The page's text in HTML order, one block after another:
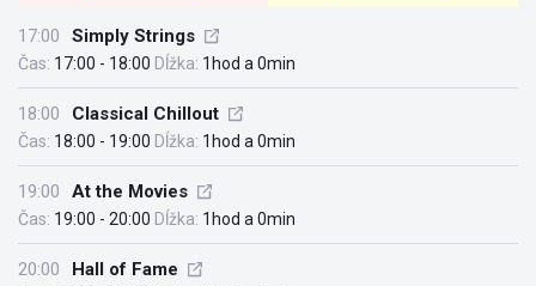
17:00 Simply Strings
Čas: 17:00 - 18:00 Dĺžka: 1hod a 0min
18:00 Classical Chillout
Čas: 18:00 - 19:00 Dĺžka: 1hod a 0min
19:00 At the Movies
Čas: 19:00 - 20:00 Dĺžka: 1hod a 0min
20:00 Hall of Fame